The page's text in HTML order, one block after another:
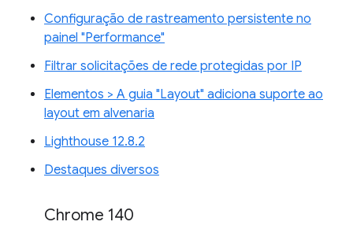
Configuração de rastreamento persistente no
painel "Performance"
Filtrar solicitações de rede protegidas por IP
Elementos > A guia "Layout" adiciona suporte ao
layout em alvenaria
Lighthouse 12.8.2
Destaques diversos
Chrome 140